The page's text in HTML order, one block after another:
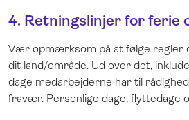
4. Retningslinjer for ferie
Vær opmærksom på at følge regler
dit land/område. Ud over det,
dage medarbejderne har til
fravær. Personlige dage, flyttedage